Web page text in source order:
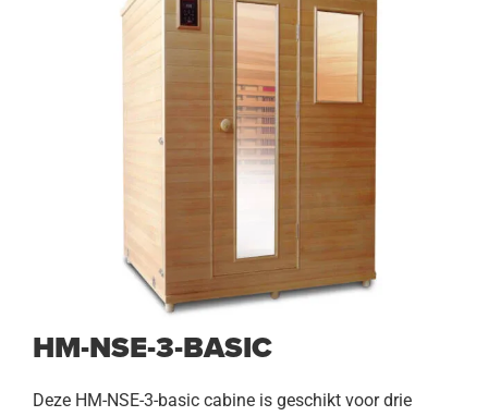
HM-NSE-3-BASIC
Deze HM-NSE-3-basic cabine is geschikt voor drie